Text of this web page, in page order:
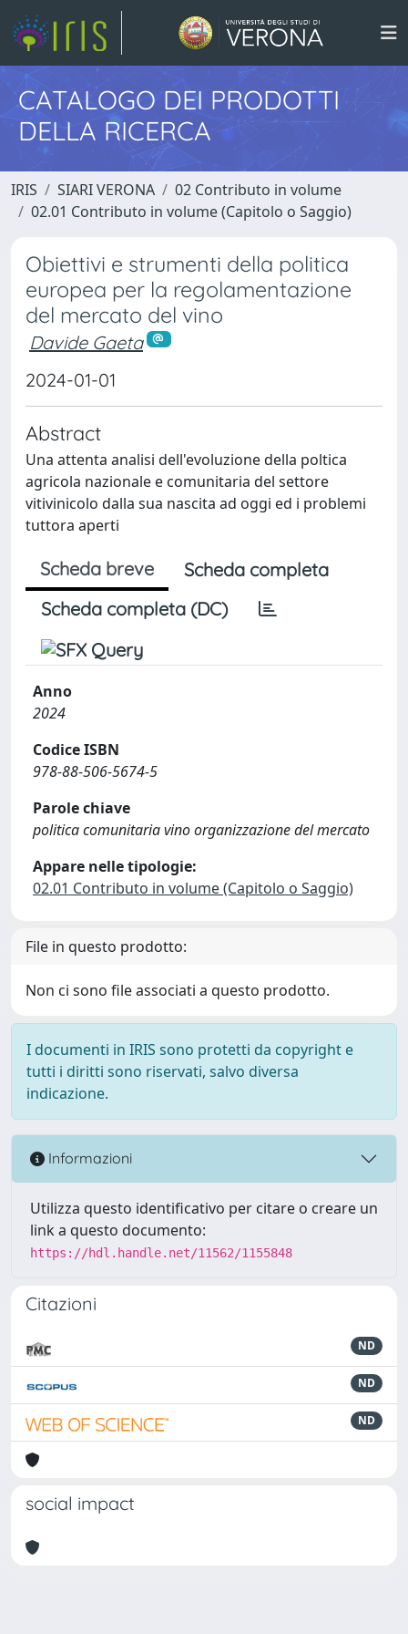
CATALOGO DEI PRODOTTI
DELLA RICERCA
IRIS SIARI VERONA
02 Contributo in volume
02.01 Contributo in volume (Capitolo o Saggio)
Obiettivi e strumenti della politica
europea per la regolamentazione
del mercato del vino
Davide Gaeta
2024-01-01
Abstract
Una attenta analisi dell'evoluzione della poltica
agricola nazionale e comunitaria del settore
vitivinicolo dalla sua nascita ad oggi ed i problemi
tuttora aperti
Scheda breve
Scheda completa
Scheda completa (DC)
Anno
2024
Codice ISBN
978-88-506-5674-5
Parole chiave
politica comunitaria vino organizzazione del mercato
Appare nelle tipologie:
02.01 Contributo in volume (Capitolo o Saggio)
File in questo prodotto:
Non ci sono file associati a questo prodotto.
I documenti in IRIS sono protetti da copyright e
tutti i diritti sono riservati, salvo diversa
indicazione.
Informazioni
Utilizza questo identificativo per citare o creare un
link a questo documento:
https://hdl.handle.net/11562/1155848
Citazioni
ND
ND
ND
social impact